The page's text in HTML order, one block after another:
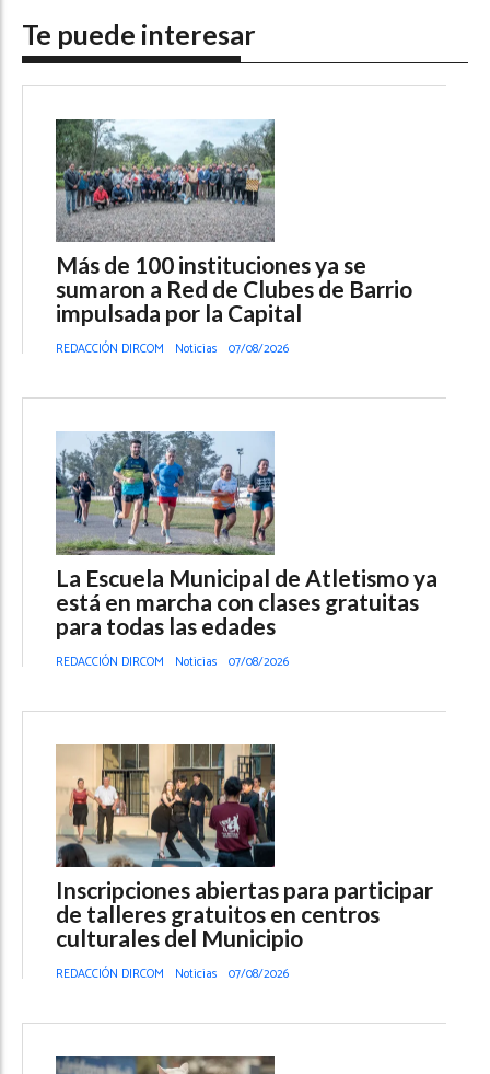
Te puede interesar
Más de 100 instituciones ya se
sumaron a Red de Clubes de Barrio
impulsada por la Capital
REDACCIÓN DIRCOM Noticias 07/08/2026
La Escuela Municipal de Atletismo ya
está en marcha con clases gratuitas
para todas las edades
REDACCIÓN DIRCOM Noticias 07/08/2026
Inscripciones abiertas para participar
de talleres gratuitos en centros
culturales del Municipio
REDACCIÓN DIRCOM Noticias 07/08/2026